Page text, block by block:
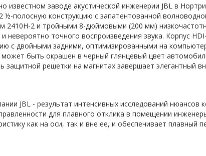
известном заводе акустической инженерии JBL в
полосную конструкцию с запатентованной
2 и тройными 8-дюймовыми (200 мм)
точного воспроизведения звука. Корпус
с двойными задними, оптимизированными на
быть окрашен в черный глянцевый цвет
защитной решетки на магнитах завершает элегантный
JBL - результат интенсивных исследований нюансов
для плавного отклика в помещении
как на оси, так и вне ее, и обеспечивает плавный